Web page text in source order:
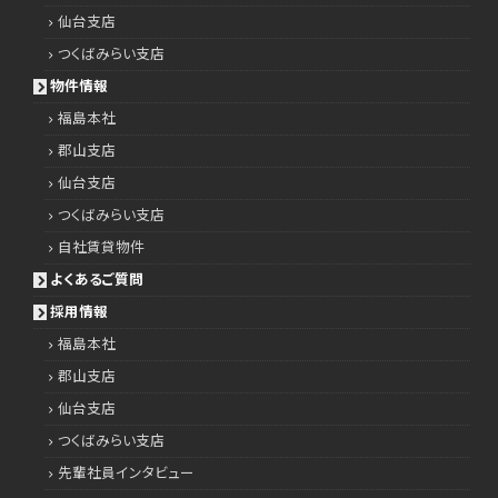
仙台支店
つくばみらい支店
物件情報
福島本社
郡山支店
仙台支店
つくばみらい支店
自社賃貸物件
よくあるご質問
採用情報
福島本社
郡山支店
仙台支店
つくばみらい支店
先輩社員インタビュー